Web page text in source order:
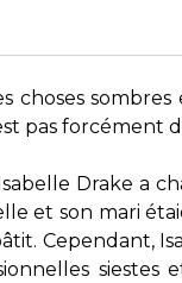
choses
pas
Drake a
et son mari
Cependant,